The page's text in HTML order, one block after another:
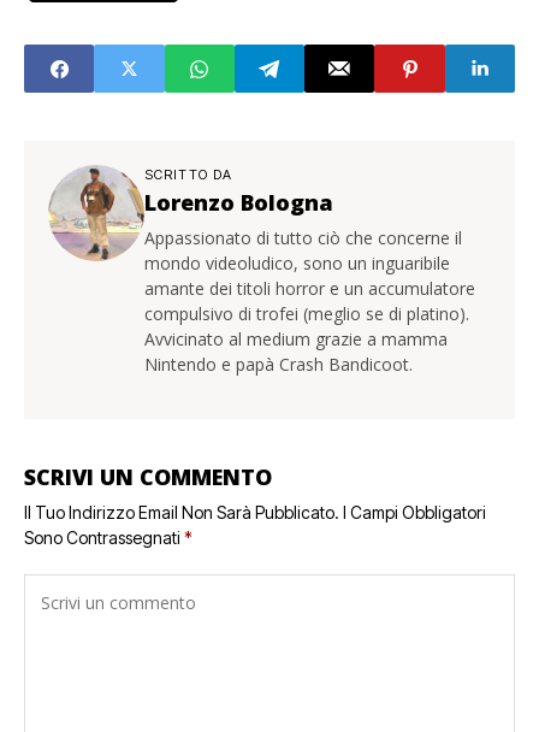
SCRITTO DA
Lorenzo Bologna
Appassionato di tutto ciò che concerne il
mondo videoludico, sono un inguaribile
amante dei titoli horror e un accumulatore
compulsivo di trofei (meglio se di platino).
Avvicinato al medium grazie a mamma
Nintendo e papà Crash Bandicoot.
SCRIVI UN COMMENTO
Il Tuo Indirizzo Email Non Sarà Pubblicato. I Campi Obbligatori
Sono Contrassegnati *